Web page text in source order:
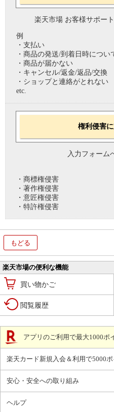
楽天市場 お客様サポー
例
・支払い
・商品の発送/到着日時につい
・商品が届かない
・キャンセル/返金/返品/交換
・ショップと連絡がとれない
etc.
権利侵害
入力フォーム
・商標権侵害
・著作権侵害
・意匠権侵害
・特許権侵害
もどる
楽天市場の便利な機能
買い物かご
閲覧履歴
アプリのご利用で最大1000ポ
楽天カード新規入会＆利用で5000ポ
安心・安全への取り組み
ヘルプ